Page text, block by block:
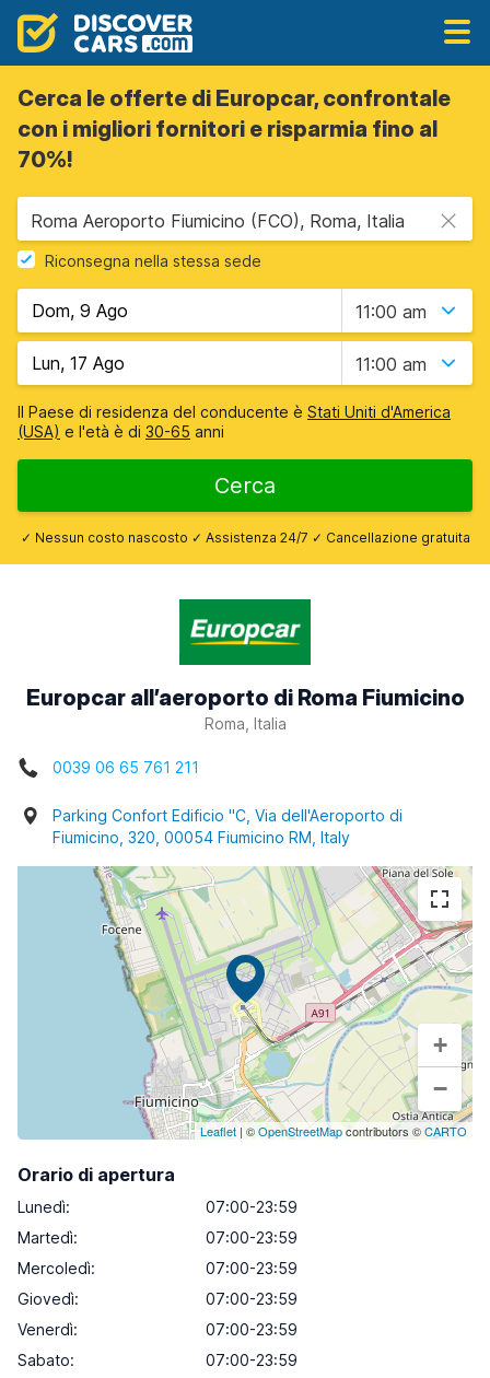
Cerca le offerte di Europcar, confrontale
con i migliori fornitori e risparmia fino al
70%!
Roma Aeroporto Fiumicino (FCO), Roma, Italia
Riconsegna nella stessa sede
11:00 am
11:00 am
Il Paese di residenza del conducente è Stati Uniti d'America
(USA) e l'età è di 30-65 anni
Cerca
✓ Nessun costo nascosto ✓ Assistenza 24/7 ✓ Cancellazione gratuita
Europcar all’aeroporto di Roma Fiumicino
Roma, Italia
0039 06 65 761 211
Parking Confort Edificio "C, Via dell'Aeroporto di
Fiumicino, 320, 00054 Fiumicino RM, Italy
+
−
Leaflet | ©OpenStreetMapcontributors ©CARTO
Orario di apertura
Lunedì:
07:00-23:59
Martedì:
07:00-23:59
Mercoledì:
07:00-23:59
Giovedì:
07:00-23:59
Venerdì:
07:00-23:59
Sabato:
07:00-23:59